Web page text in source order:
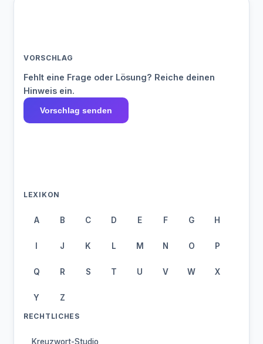
VORSCHLAG
Fehlt eine Frage oder Lösung? Reiche deinen
Hinweis ein.
Vorschlag senden
LEXIKON
A B C D E F G H
I J K L M N O P
Q R S T U V W X
Y Z
RECHTLICHES
Kreuzwort-Studio